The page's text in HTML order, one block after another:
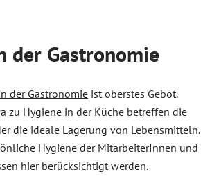
der Gastronomie
der Gastronomie ist oberstes Gebot.
zu Hygiene in der Küche betreffen die
die ideale Lagerung von Lebensmitteln.
Hygiene der MitarbeiterInnen und
hier berücksichtigt werden.